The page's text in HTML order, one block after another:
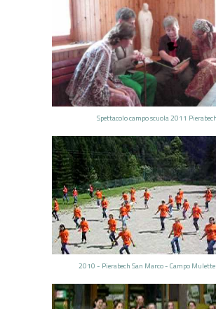
Spettacolo campo scuola 2011 Pierabech
2010 - Pierabech San Marco - Campo